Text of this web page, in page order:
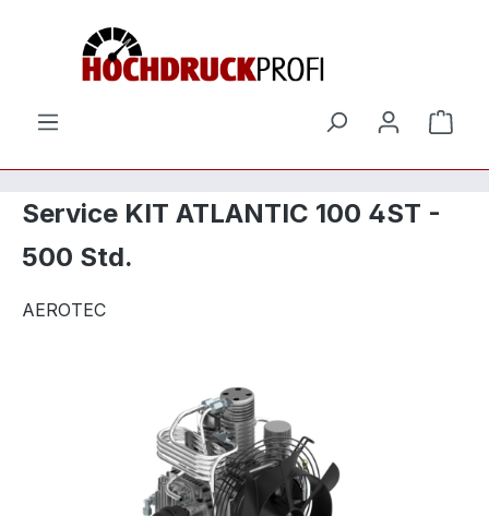
Zum Hauptinhalt springen
Service KIT ATLANTIC 100 4ST -
500 Std.
AEROTEC